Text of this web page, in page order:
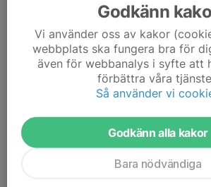
•Avslutning (nedvarvning, rörlighet,
Vecka 42 - Kick-off: Introduktion
Vecka 44 - Intervallfest
Vecka 45 - Traillöpning
Vecka 46 - Sprint & reaktion
Godkänn
Vi använder oss av kakor
webbplats ska fungera bra för
även för webbanalys i syfte att
förbättra våra
Så använder vi
Godkänn alla kakor
Bara nödvändiga